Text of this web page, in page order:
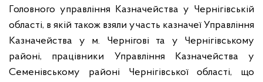
Головного управління Казначейства у Чернігівській
області, в якій також взяли участь казначеї Управління
Казначейства у м. Чернігові та у Чернігівському
районі, працівники Управління Казначейства у
Семенівському районі Чернігівської області, що